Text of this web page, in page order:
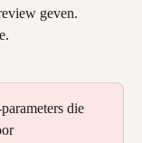
geven.
die